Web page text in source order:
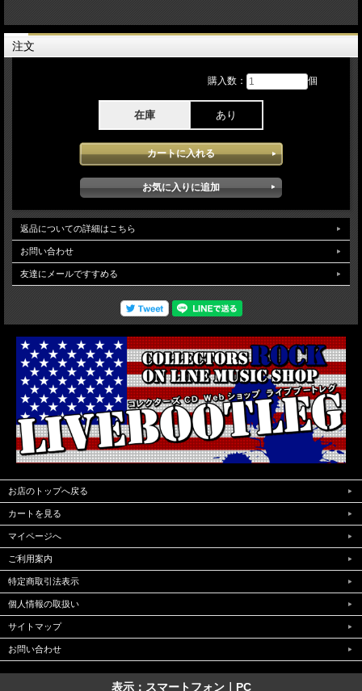
Joe Strummer - vocals guitar
Mick Jones - guitar vocals
Paul Simonon - bass vocals
でのライブを収録しています。最初で最後のクラッシュ 日本公演となり本アイテ
ムに記録されたperformanceは、まさにAud収録の価値が感じられるアイテムで当
イブから8曲がSBDで収録されています。Soundqualityは、Aud収録となっており良
質なソースが使用されクリアー感 臨場感の問題なくオーディエンスノイズの影響
注文
購入数： 個
在庫 あり
返品についての詳細はこちら
お問い合わせ
友達にメールですすめる
お店のトップへ戻る
カートを見る
マイページへ
ご利用案内
特定商取引法表示
個人情報の取扱い
サイトマップ
お問い合わせ
表示：スマートフォン｜ PC